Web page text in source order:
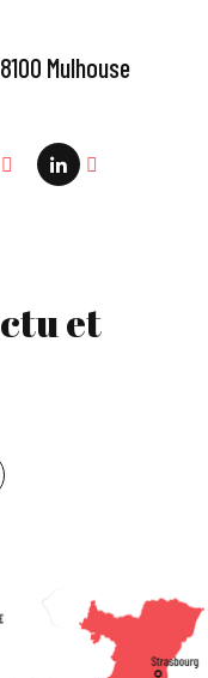
Mulhouse
et